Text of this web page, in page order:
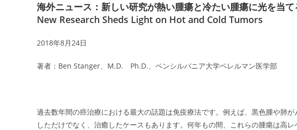
海外ニュース：新しい研究が熱い腫瘍と冷たい腫瘍に光を当て
New Research Sheds Light on Hot and Cold Tumors
2018年8月24日
著者：Ben Stanger、M.D. Ph.D.、ペンシルバニア大学ペレルマン医学部
過去数年間の癌治療における最大の話題は免疫療法です。例えば、黒色腫や肺
しただけでなく、治癒したケースもあります。何年もの間、これらの腫瘍は高